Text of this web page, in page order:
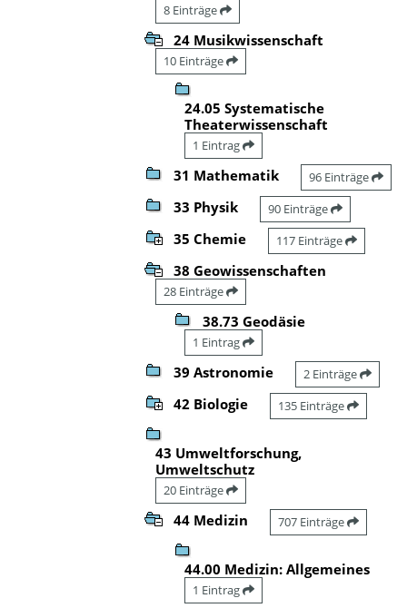
8 Einträge
24 Musikwissenschaft
10 Einträge
24.05 Systematische
Theaterwissenschaft
1 Eintrag
31 Mathematik 96 Einträge
33 Physik 90 Einträge
35 Chemie 117 Einträge
38 Geowissenschaften
28 Einträge
38.73 Geodäsie
1 Eintrag
39 Astronomie 2 Einträge
42 Biologie 135 Einträge
43 Umweltforschung,
Umweltschutz
20 Einträge
44 Medizin 707 Einträge
44.00 Medizin: Allgemeines
1 Eintrag